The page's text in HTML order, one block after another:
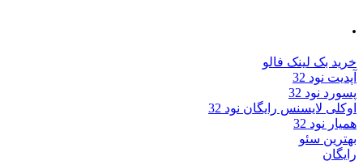
.
خرید بک لینک فالو
آپدیت نود 32
پسورد نود 32
اوکلی لایسنس رایگان نود 32
همیار نود 32
بهترین سئو
رایگان